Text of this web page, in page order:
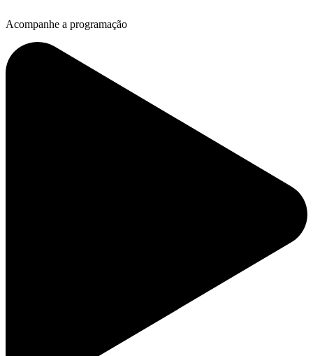
Acompanhe a programação